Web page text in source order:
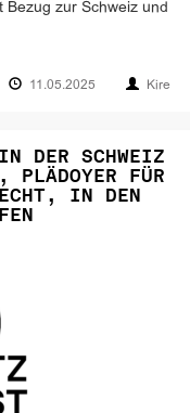
zur Schweiz und
11.05.2025 Kire
DER SCHWEIZ
PLÄDOYER FÜR
IN DEN